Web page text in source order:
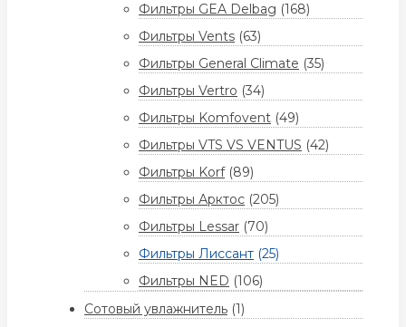
Фильтры GEA Delbag (168)
Фильтры Vents (63)
Фильтры General Climate (35)
Фильтры Vertro (34)
Фильтры Komfovent (49)
Фильтры VTS VS VENTUS (42)
Фильтры Korf (89)
Фильтры Арктос (205)
Фильтры Lessar (70)
Фильтры Лиссант (25)
Фильтры NED (106)
Сотовый увлажнитель (1)